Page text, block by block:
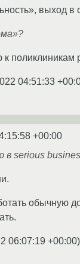
выход в
поликлиникам
04:51:33
+00:00
в serious
обычную
06:07:19 +00:00)